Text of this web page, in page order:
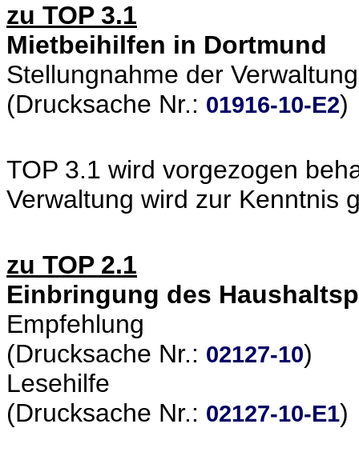
zu TOP 3.1
Mietbeihilfen in Dortmund
Stellungnahme der Verwaltung
(Drucksache Nr.: 01916-10-E2)
TOP 3.1 wird vorgezogen
Verwaltung wird zur Kenntnis
zu TOP 2.1
Einbringung des
Empfehlung
(Drucksache Nr.: 02127-10)
Lesehilfe
(Drucksache Nr.: 02127-10-E1)